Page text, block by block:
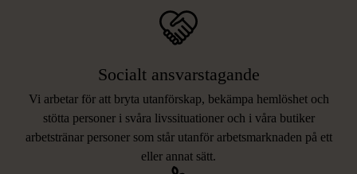
Socialt ansvarstagande
Vi arbetar för att bryta utanförskap, bekämpa hemlöshet och
stötta personer i svåra livssituationer och i våra butiker
arbetstränar personer som står utanför arbetsmarknaden på ett
eller annat sätt.